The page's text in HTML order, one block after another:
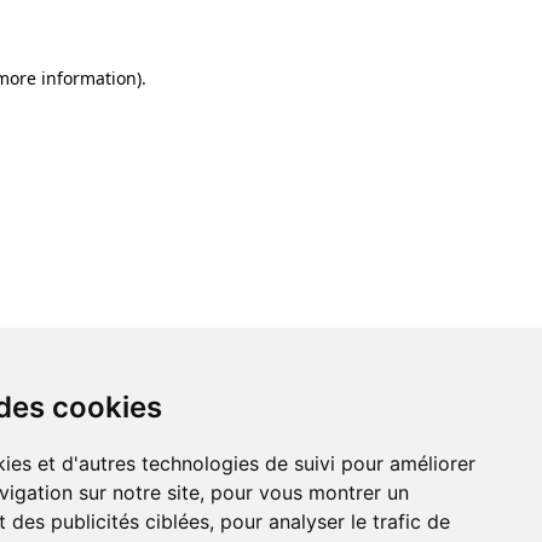
cookies
et d'autres technologies de suivi pour améliorer
sur notre site, pour vous montrer un
des publicités ciblées, pour analyser le trafic de
information).